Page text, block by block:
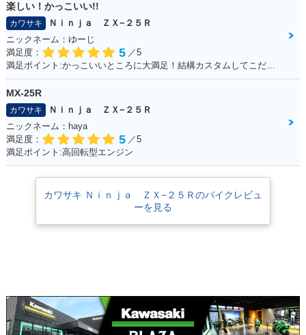
楽しい！かっこいい!!
カワサキ
Ｎｉｎｊａ ＺＸ−２５Ｒ
ニックネーム：ゆーじ
満足度：
5 ／5
満足ポイント:かっこいいところに大満足！結構カスタムしてこだわっています！
MX-25R
カワサキ
Ｎｉｎｊａ ＺＸ−２５Ｒ
ニックネーム：haya
満足度：
5 ／5
満足ポイント:高回転型エンジン
カワサキ Ｎｉｎｊａ ＺＸ−２５Ｒのバイクレビュ
ーを見る